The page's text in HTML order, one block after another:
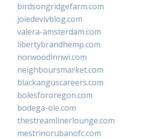
birdsongridgefarm.com
joiedevivblog.com
valera-amsterdam.com
libertybrandhemp.com
norwoodinnwi.com
neighboursmarket.com
blackanguscareers.com
bolesfororegon.com
bodega-ole.com
thestreamlinerlounge.com
mestrinorubanofc.com